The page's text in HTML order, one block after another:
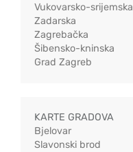
Vukovarsko-srijemska
Zadarska
Zagrebačka
Šibensko-kninska
Grad Zagreb
KARTE GRADOVA
Bjelovar
Slavonski brod